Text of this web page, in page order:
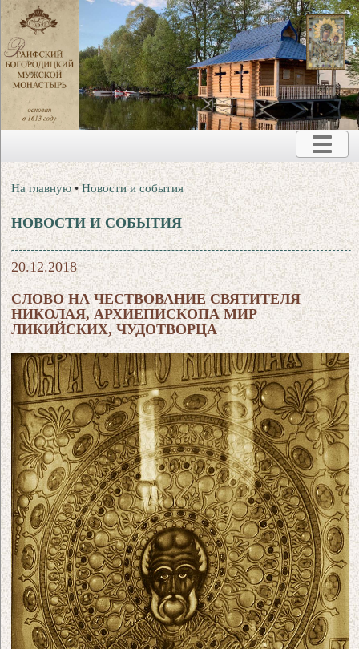
На главную •Новости и события
НОВОСТИ И СОБЫТИЯ
20.12.2018
СЛОВО НА ЧЕСТВОВАНИЕ СВЯТИТЕЛЯ
НИКОЛАЯ, АРХИЕПИСКОПА МИР
ЛИКИЙСКИХ, ЧУДОТВОРЦА